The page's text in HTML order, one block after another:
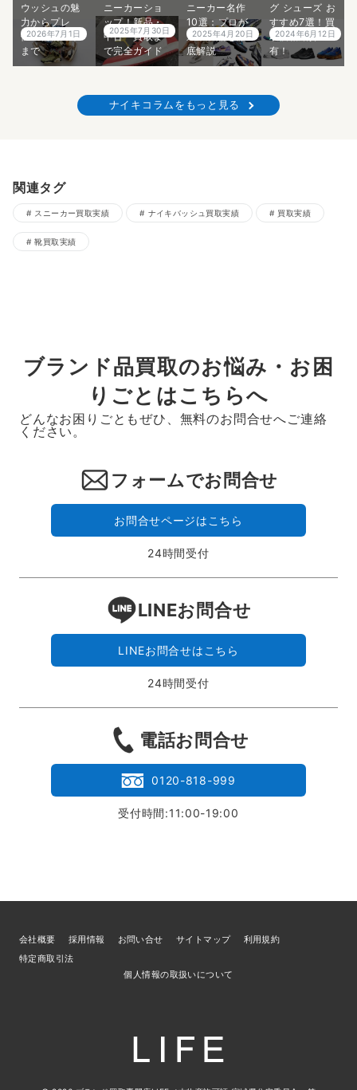
ウッシュの魅
力からプレ
値・偽物対策
まで
2026年7月1日
ニーカーショ
ップ！新品・
中古・買取ま
で完全ガイド
2025年7月30日
ニーカー名作
10選：プロが
選ぶ名品を徹
底解説
2025年4月20日
グ シューズ お
すすめ7選！買
取価格紹介
有！
2024年6月12日
ナイキコラムをもっと見る
関連タグ
スニーカー買取実績 ナイキバッシュ買取実績 買取実績
靴買取実績
ブランド品買取のお悩み・お困
りごとはこちらへ
どんなお困りごともぜひ、無料のお問合せへご連絡
ください。
フォームでお問合せ
お問合せページはこちら
24時間受付
LINEお問合せ
LINEお問合せはこちら
24時間受付
電話お問合せ
0120-818-999
受付時間:11:00-19:00
会社概要 採用情報 お問い合せ サイトマップ
利用規約
特定商取引法
個人情報の取扱いについて